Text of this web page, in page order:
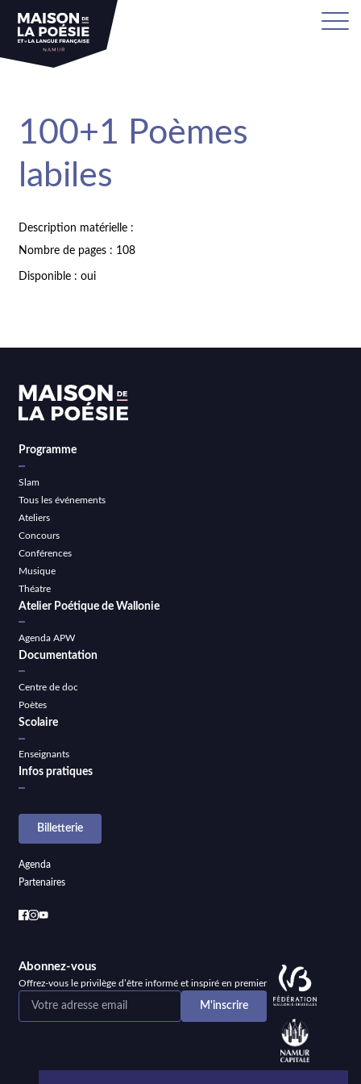
100+1 Poèmes
labiles
Description matérielle :
Nombre de pages : 108
Disponible : oui
Programme
Slam
Tous les événements
Ateliers
Concours
Conférences
Musique
Théatre
Atelier Poétique de Wallonie
Agenda APW
Documentation
Centre de doc
Poètes
Scolaire
Enseignants
Infos pratiques
Billetterie
Agenda
Partenaires
Abonnez-vous
Offrez-vous le privilège d’être informé et inspiré en premier